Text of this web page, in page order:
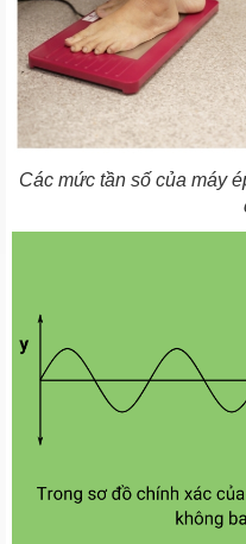
Các mức tần số của máy